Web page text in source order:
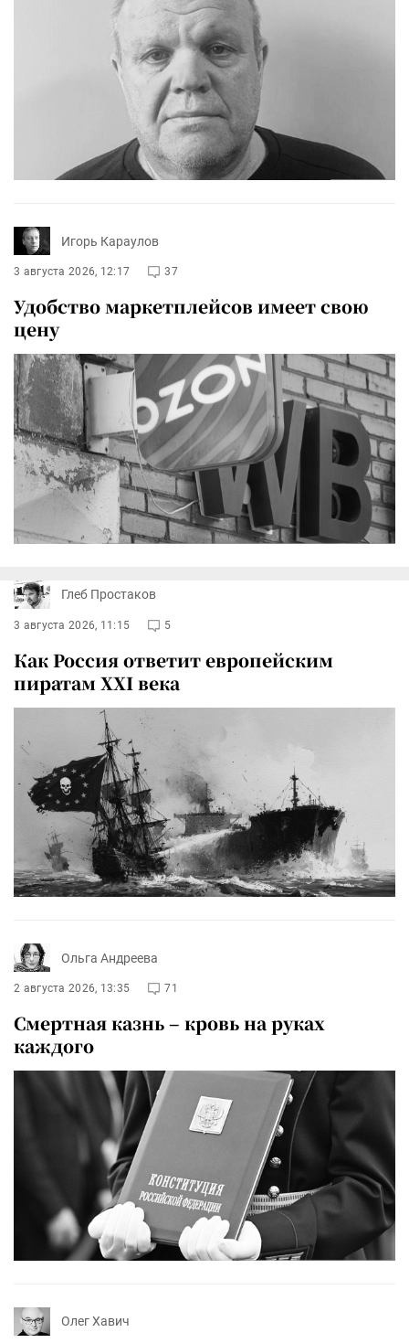
Игорь Караулов
3 августа 2026, 12:17 37
Удобство маркетплейсов имеет свою
цену
Глеб Простаков
3 августа 2026, 11:15 5
Как Россия ответит европейским
пиратам XXI века
Ольга Андреева
2 августа 2026, 13:35 71
Смертная казнь – кровь на руках
каждого
Олег Хавич